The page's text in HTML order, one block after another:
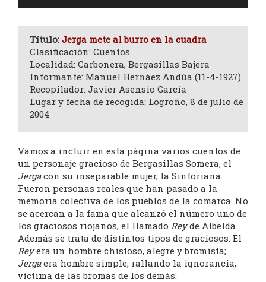
Título: Jerga mete al burro en la cuadra
Clasificación: Cuentos
Localidad: Carbonera, Bergasillas Bajera
Informante: Manuel Hernáez Andúa (11-4-1927)
Recopilador: Javier Asensio García
Lugar y fecha de recogida: Logroño, 8 de julio de
2004
Vamos a incluir en esta página varios cuentos de
un personaje gracioso de Bergasillas Somera, el
Jergacon su inseparable mujer, la Sinforiana.
Fueron personas reales que han pasado a la
memoria colectiva de los pueblos de la comarca. No
se acercan a la fama que alcanzó el número uno de
los graciosos riojanos, el llamado Reyde Albelda.
Además se trata de distintos tipos de graciosos. El
Reyera un hombre chistoso, alegre y bromista;
Jergaera hombre simple, rallando la ignorancia,
víctima de las bromas de los demás.